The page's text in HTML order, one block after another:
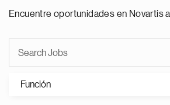
Encuentre oportunidades en Novartis
Función